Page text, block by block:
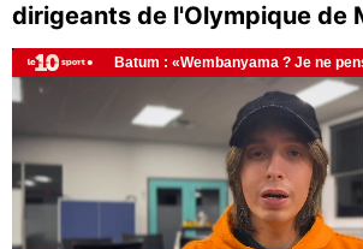
dirigeants de l'Olympique de